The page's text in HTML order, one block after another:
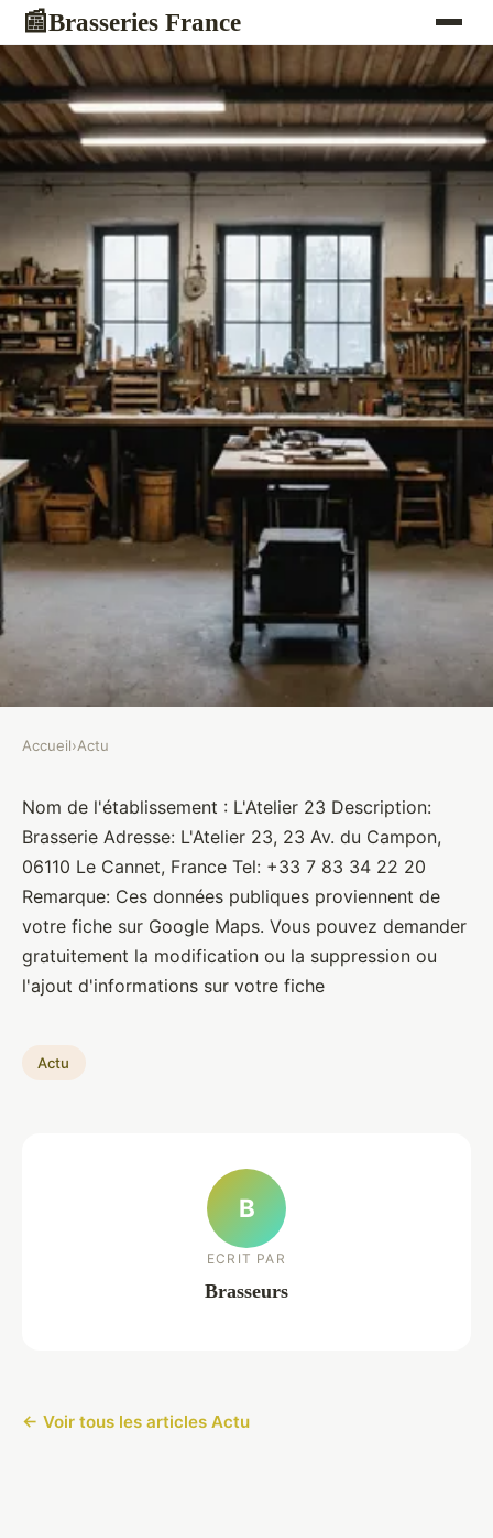
📰Brasseries France
L'Atelier 23
Brasseurs •10 janvier 2022• 1 min de lecture
Accueil›Actu
Nom de l'établissement : L'Atelier 23 Description:
Brasserie Adresse: L'Atelier 23, 23 Av. du Campon,
06110 Le Cannet, France Tel: +33 7 83 34 22 20
Remarque: Ces données publiques proviennent de
votre fiche sur Google Maps. Vous pouvez demander
gratuitement la modification ou la suppression ou
l'ajout d'informations sur votre fiche
Actu
B
ECRIT PAR
Brasseurs
← Voir tous les articles Actu